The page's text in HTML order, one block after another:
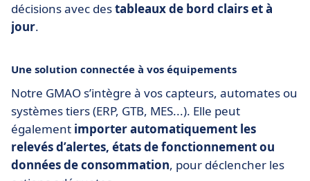
décisions avec destableaux de bord clairs et à
jour.
Une solution connectée à vos équipements
Notre GMAO s’intègre à vos capteurs, automates ou
systèmes tiers (ERP, GTB, MES...). Elle peut
également importer automatiquement les
relevés d’alertes, états de fonctionnement ou
données de consommation, pour déclencher les